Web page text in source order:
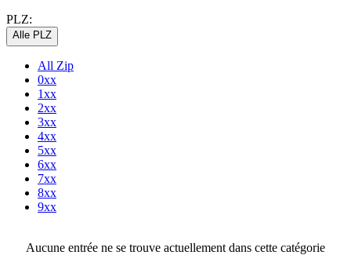
PLZ:
Alle PLZ
All Zip
0xx
1xx
2xx
3xx
4xx
5xx
6xx
7xx
8xx
9xx
Aucune entrée ne se trouve actuellement dans cette catégorie